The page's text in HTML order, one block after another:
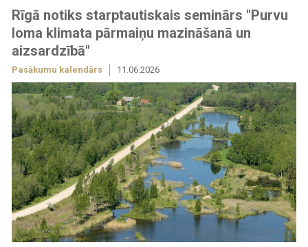
Rīgā notiks starptautiskais seminārs "Purvu
loma klimata pārmaiņu mazināšanā un
aizsardzībā"
Pasākumu kalendārs 11.06.2026